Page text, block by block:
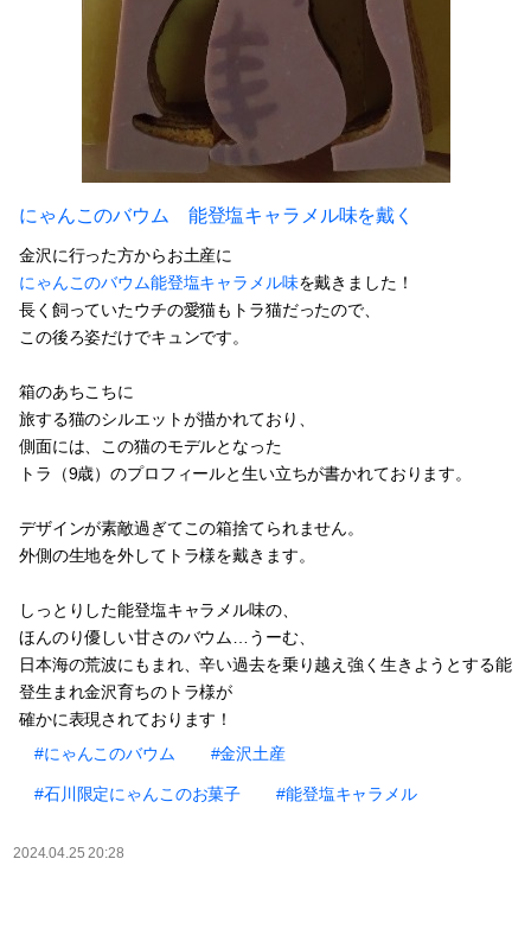
にゃんこのバウム 能登塩キャラメル味を戴く
金沢に行った方からお土産に
にゃんこのバウム能登塩キャラメル味を戴きました！
長く飼っていたウチの愛猫もトラ猫だったので、
この後ろ姿だけでキュンです。
箱のあちこちに
旅する猫のシルエットが描かれており、
側面には、この猫のモデルとなった
トラ（9歳）のプロフィールと生い立ちが書かれております。
デザインが素敵過ぎてこの箱捨てられません。
外側の生地を外してトラ様を戴きます。
しっとりした能登塩キャラメル味の、
ほんのり優しい甘さのバウム…うーむ、
日本海の荒波にもまれ、辛い過去を乗り越え強く生きようとする能
登生まれ金沢育ちのトラ様が
確かに表現されております！
#にゃんこのバウム
#金沢土産
#石川限定にゃんこのお菓子 #能登塩キャラメル
2024.04.25 20:28